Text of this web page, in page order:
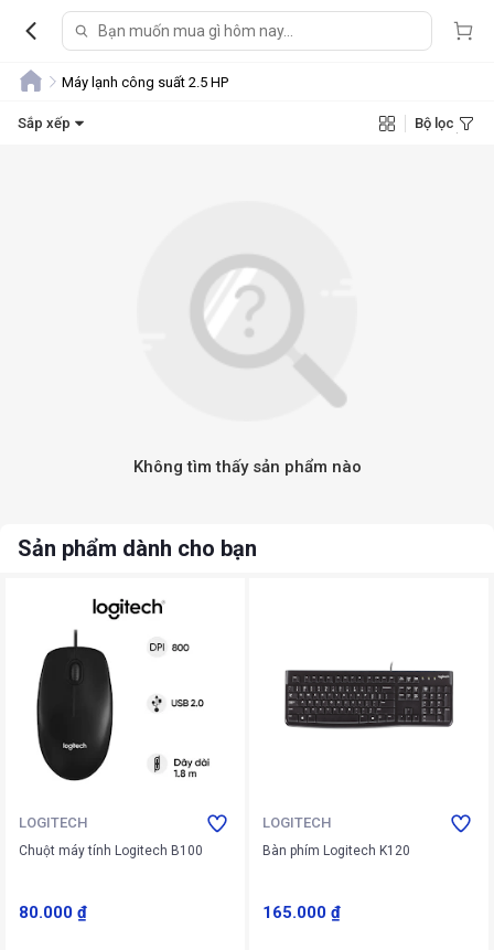
Máy lạnh công suất 2.5 HP
Sắp xếp Bộ lọc
Không tìm thấy sản phẩm nào
Sản phẩm dành cho bạn
LOGITECH
Chuột máy tính Logitech B100
80.000 ₫
LOGITECH
Bàn phím Logitech K120
165.000 ₫